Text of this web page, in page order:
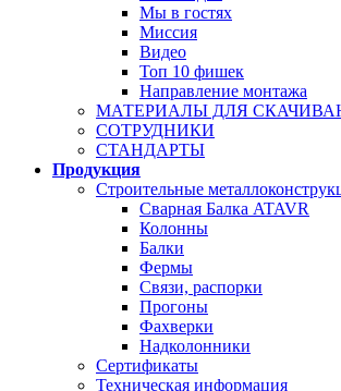
Мы в гостях
Миссия
Видео
Топ 10 фишек
Направление монтажа
МАТЕРИАЛЫ ДЛЯ
СОТРУДНИКИ
СТАНДАРТЫ
Продукция
Строительные
Сварная Балка ATAVR
Колонны
Балки
Фермы
Связи, распорки
Прогоны
Фахверки
Надколонники
Сертификаты
Техническая информация